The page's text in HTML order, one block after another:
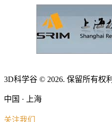
3D科学谷 © 2026. 保留所有权利
中国 · 上海
关注我们